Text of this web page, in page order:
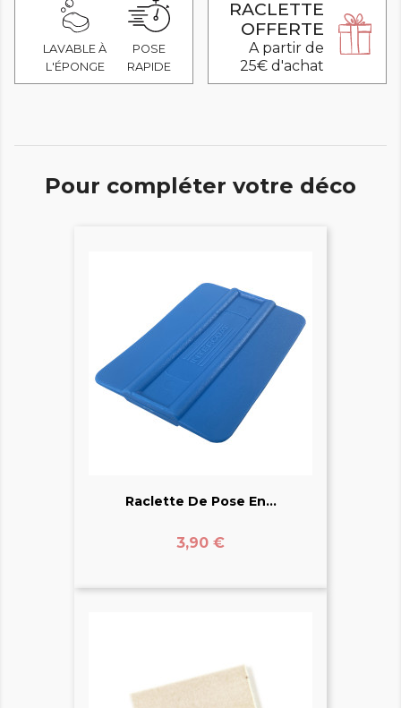
LAVABLE À
L'ÉPONGE
POSE
RAPIDE
RACLETTE
OFFERTE
A partir de
25€ d'achat
Pour compléter votre déco
Raclette De Pose En...
Prix
3,90 €